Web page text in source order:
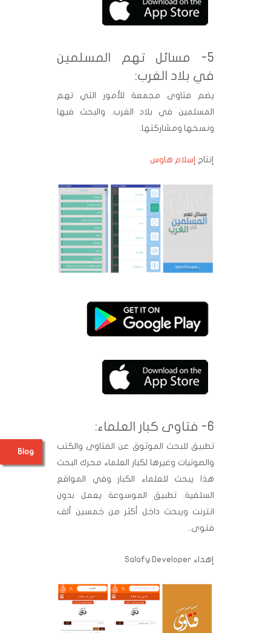
5- مسائل تهم المسلمين
في بلاد الغرب:
يضم فتاوى مجمعة للأمور التي تهم
المسلمين في بلاد الغرب. والبحث فيها
ونسخها ومشاركتها.
إنتاج إسلام هاوس
6- فتاوى كبار العلماء:
تطبيق للبحث الموثوق عن الفتاوى والكتب
والصوتيات وغيرها لكبار العلماء محرك البحث
هذا يبحث للعلماء الكبار وفي المواقع
السلفية. تطبيق الموسوعة يعمل بدون
انترنت ويبحث داخل أكثر من خمسين ألف
فتوى..
إهداء Salafy Developer
Blog